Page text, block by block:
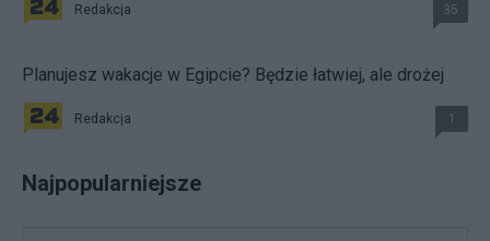
Redakcja 35
Planujesz wakacje w Egipcie? Będzie łatwiej, ale drożej
Redakcja 1
Najpopularniejsze